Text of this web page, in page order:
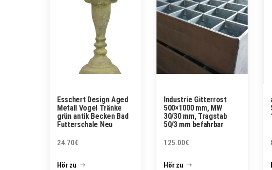
Esschert Design Aged
Metall Vogel Tränke
grün antik Becken Bad
Futterschale Neu
24.70€
Hör zu
Industrie Gitterrost
500×1000 mm, MW
30/30 mm, Tragstab
50/3 mm befahrbar
125.00€
Hör zu